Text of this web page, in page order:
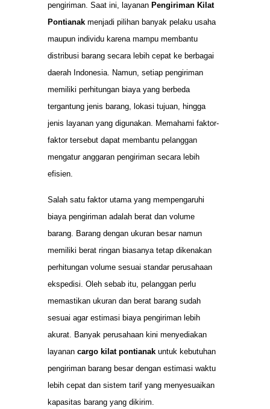
pengiriman. Saat ini, layanan Pengiriman Kilat
Pontianak menjadi pilihan banyak pelaku usaha
maupun individu karena mampu membantu
distribusi barang secara lebih cepat ke berbagai
daerah Indonesia. Namun, setiap pengiriman
memiliki perhitungan biaya yang berbeda
tergantung jenis barang, lokasi tujuan, hingga
jenis layanan yang digunakan. Memahami faktor-
faktor tersebut dapat membantu pelanggan
mengatur anggaran pengiriman secara lebih
efisien.
Salah satu faktor utama yang mempengaruhi
biaya pengiriman adalah berat dan volume
barang. Barang dengan ukuran besar namun
memiliki berat ringan biasanya tetap dikenakan
perhitungan volume sesuai standar perusahaan
ekspedisi. Oleh sebab itu, pelanggan perlu
memastikan ukuran dan berat barang sudah
sesuai agar estimasi biaya pengiriman lebih
akurat. Banyak perusahaan kini menyediakan
layanan cargo kilat pontianak untuk kebutuhan
pengiriman barang besar dengan estimasi waktu
lebih cepat dan sistem tarif yang menyesuaikan
kapasitas barang yang dikirim.